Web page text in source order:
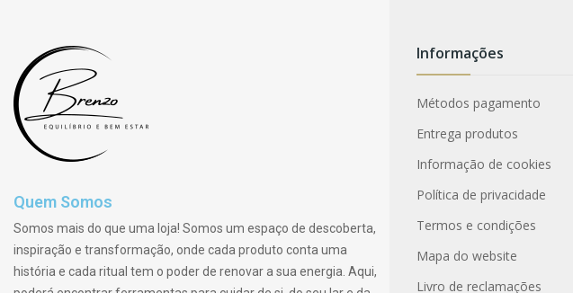
Quem Somos
Somos mais do que uma loja! Somos um espaço de descoberta,
inspiração e transformação, onde cada produto conta uma
história e cada ritual tem o poder de renovar a sua energia. Aqui,
Informações
Métodos pagamento
Entrega produtos
Informação de cookies
Política de privacidade
Termos e condições
Mapa do website
Livro de reclamações